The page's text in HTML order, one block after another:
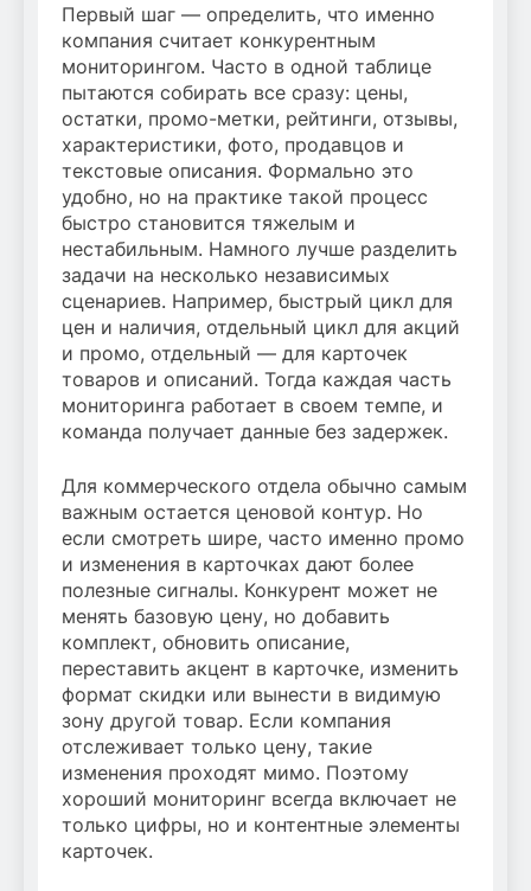
Первый шаг — определить, что именно
компания считает конкурентным
мониторингом. Часто в одной таблице
пытаются собирать все сразу: цены,
остатки, промо-метки, рейтинги, отзывы,
характеристики, фото, продавцов и
текстовые описания. Формально это
удобно, но на практике такой процесс
быстро становится тяжелым и
нестабильным. Намного лучше разделить
задачи на несколько независимых
сценариев. Например, быстрый цикл для
цен и наличия, отдельный цикл для акций
и промо, отдельный — для карточек
товаров и описаний. Тогда каждая часть
мониторинга работает в своем темпе, и
команда получает данные без задержек.
Для коммерческого отдела обычно самым
важным остается ценовой контур. Но
если смотреть шире, часто именно промо
и изменения в карточках дают более
полезные сигналы. Конкурент может не
менять базовую цену, но добавить
комплект, обновить описание,
переставить акцент в карточке, изменить
формат скидки или вынести в видимую
зону другой товар. Если компания
отслеживает только цену, такие
изменения проходят мимо. Поэтому
хороший мониторинг всегда включает не
только цифры, но и контентные элементы
карточек.